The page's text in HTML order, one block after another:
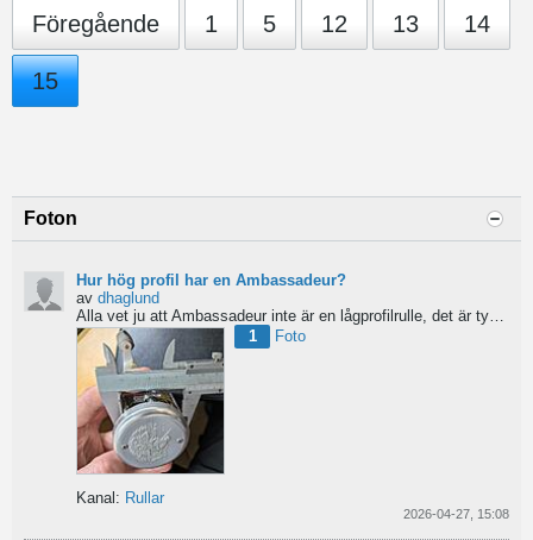
Föregående 1 5 12 13 14
15
Foton
Hur hög profil har en Ambassadeur?
av dhaglund
Alla vet ju att Ambassadeur inte är en lågprofilrulle, det är tydligt. Men hur hög profil har de egentligen?...
1
Foto
Kanal: Rullar
2026-04-27, 15:08